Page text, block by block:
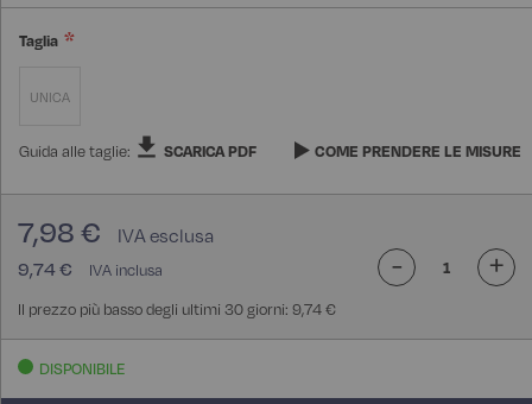
Taglia
UNICA
Guida alle taglie: SCARICA PDF COME PRENDERE LE MISURE
9,74 €
7,98 €
Il prezzo più basso degli ultimi 30 giorni: 9,74 €
- +
DISPONIBILE